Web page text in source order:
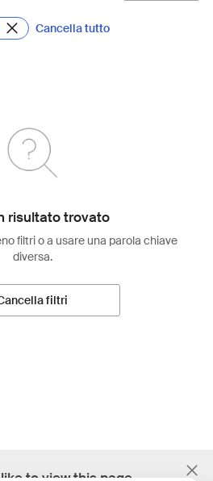
Cancella tutto
risultato trovato
filtri o a usare una parola chiave
diversa.
filtri